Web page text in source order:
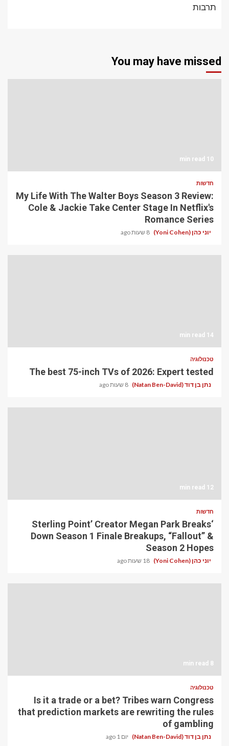
תרבות
You may have missed
10 min read
חדשות
My Life With The Walter Boys Season 3 Review:
Cole & Jackie Take Center Stage In Netflix's
Romance Series
יוני כהן (Yoni Cohen) 8 שעות ago
14 min read
טכנולוגיה
The best 75-inch TVs of 2026: Expert tested
נתן בן דוד (Natan Ben-David) 8 שעות ago
12 min read
חדשות
‘Sterling Point’ Creator Megan Park Breaks
Down Season 1 Finale Breakups, “Fallout” &
Season 2 Hopes
יוני כהן (Yoni Cohen) 18 שעות ago
8 min read
טכנולוגיה
Is it a trade or a bet? Tribes warn Congress
that prediction markets are rewriting the rules
of gambling
נתן בן דוד (Natan Ben-David) יום 1 ago